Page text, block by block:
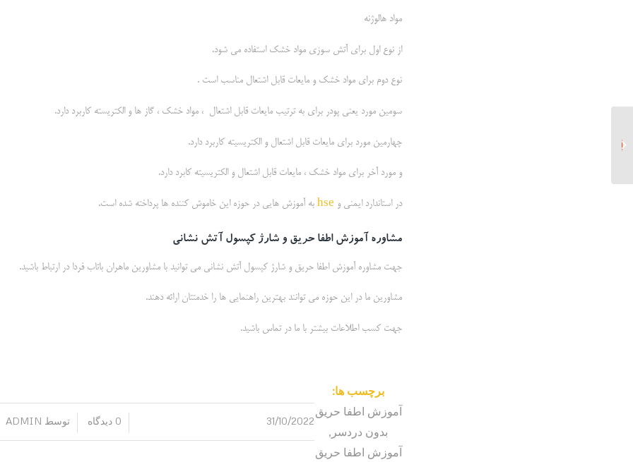
مواد هالوژنه
از نوع اول برای آتش سوزی مواد خشک استفاده می شود.
نوع دوم برای مواد خشک و مایعات قابل اشتعال مناسب است .
سومین مورد یعنی پودر برای به ترتیب مایعات قابل اشتعال ، مواد خشک ، گاز ها و الکتریسته کاربرد دارد.
چهارمین مورد برای مایعات قابل اشتعال و الکتریسیته کاربرد دارد.
و مورد آخر برای مواد خشک ، مایعات قابل اشتعال و الکتریسیته کابرد دارد.
در استاندارد ایمنی و hse به آموزش هایی در حوزه این خاموش کننده ها پرداخته شده است.
مشاوره آموزش اطفا حریق و شارژ کپسول آتش نشانی
جهت مشاوره آموزش اطفا حریق و شارژ کپسول آتش نشانی می توانید با مشاورین ماهران باتاب فردا در ارتباط باشید.
مشاورین ما در این حوزه می توانند بهترین راهنمایی ها را خدمتتان ارائه دهند.
جهت کسب اطلاعات بیشتر با ما در تماس باشید.
31/10/2022 0 دیدگاه توسط ADMIN
برچسب ها:
آموزش اطفا حریق
بدون دردسر ,
آموزش اطفا حریق